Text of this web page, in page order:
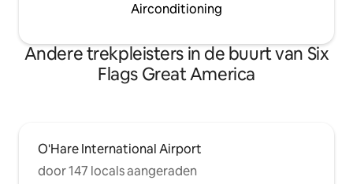
Airconditioning
Andere trekpleisters in de buurt van Six
Flags Great America
O'Hare International Airport
door 147 locals aangeraden